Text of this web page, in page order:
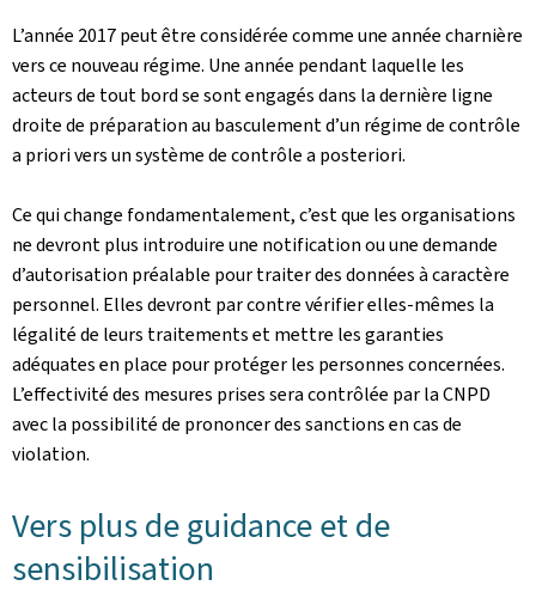
L’année 2017 peut être considérée comme une année charnière
vers ce nouveau régime. Une année pendant laquelle les
acteurs de tout bord se sont engagés dans la dernière ligne
droite de préparation au basculement d’un régime de contrôle
a priori vers un système de contrôle a posteriori.
Ce qui change fondamentalement, c’est que les organisations
ne devront plus introduire une notification ou une demande
d’autorisation préalable pour traiter des données à caractère
personnel. Elles devront par contre vérifier elles-mêmes la
légalité de leurs traitements et mettre les garanties
adéquates en place pour protéger les personnes concernées.
L’effectivité des mesures prises sera contrôlée par la CNPD
avec la possibilité de prononcer des sanctions en cas de
violation.
Vers plus de guidance et de
sensibilisation